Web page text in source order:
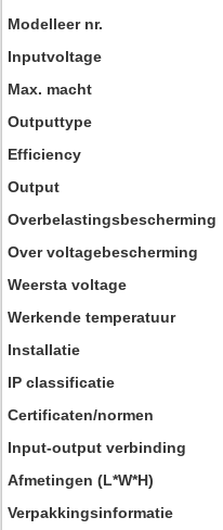
Modelleer nr.
Inputvoltage
Max. macht
Outputtype
Efficiency
Output
Overbelastingsbescherming
Over voltagebescherming
Weersta voltage
Werkende temperatuur
Installatie
IP classificatie
Certificaten/normen
Input-output verbinding
Afmetingen (L*W*H)
Verpakkingsinformatie